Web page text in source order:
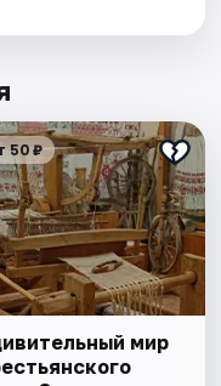
50 ₽
мир